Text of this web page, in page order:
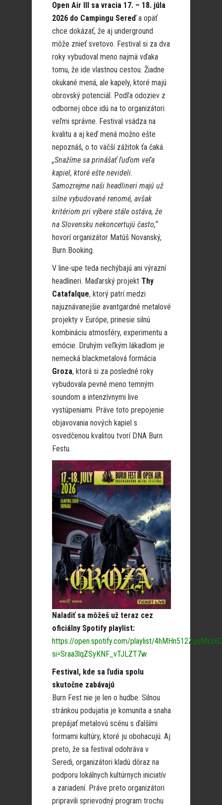
Open Air III sa vracia 17. – 18. júla
2026 do Campingu Sereďa opäť
chce dokázať, že aj underground
môže znieť svetovo. Festival si za dva
roky vybudoval meno najmä vďaka
tomu, že ide vlastnou cestou. Žiadne
okukané mená, ale kapely, ktoré majú
obrovský potenciál. Podľa odoziev z
odbornej obce idú na to organizátori
veľmi správne. Festival vsádza na
kvalitu a aj keď mená možno ešte
nepoznáš, o to väčší zážitok ťa čaká.
„Snažíme sa prinášať ľuďom veľa
kapiel, ktoré ešte nevideli.
Samozrejme naši headlineri majú už
silne vybudované renomé, avšak
kritériom pri výbere stále ostáva, že
na Slovensku nekoncertujú často,“
hovorí organizátor Matúš Novanský,
Burn Booking.
V line-upe teda nechýbajú ani výrazní
headlineri. Maďarský projekt Thy
Catafalque, ktorý patrí medzi
najuznávanejšie avantgardné metalové
projekty v Európe, prinesie silnú
kombináciu atmosféry, experimentu a
emócie. Druhým veľkým lákadlom je
nemecká blackmetalová formácia
Groza, ktorá si za posledné roky
vybudovala pevné meno temným
soundom a intenzívnymi live
vystúpeniami. Práve toto prepojenie
objavovania nových kapiel s
osvedčenou kvalitou tvorí DNA Burn
Festu.
Naladiť sa môžeš už teraz cez
oficiálny Spotify playlist:
https://open.spotify.com/playlist/
si=Sraa3lqZSyKNF_vTJLZT7w
Festival, kde sa ľudia spolu
skutočne zabávajú
Burn Fest nie je len o hudbe. Silnou
stránkou podujatia je komunita a snaha
prepájať metalovú scénu s ďalšími
formami kultúry, ktoré ju obohacujú. Aj
preto, že sa festival odohráva v
Seredi, organizátori kladú dôraz na
podporu lokálnych kultúrnych iniciatív
a zariadení. Práve preto organizátori
pripravili sprievodný program trochu